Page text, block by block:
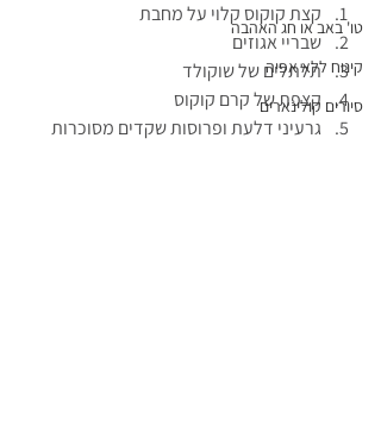
טו' באב או חג האהבה
קינוח ללא אפיה
סיורים קולינארים
קצת קוקוס קלוי על מחבת
שבריי אגוזים
תלתלים של שוקולד
קצפת של קרם קוקוס
גרעיני דלעת ופרוסות שקדים מסוכרות